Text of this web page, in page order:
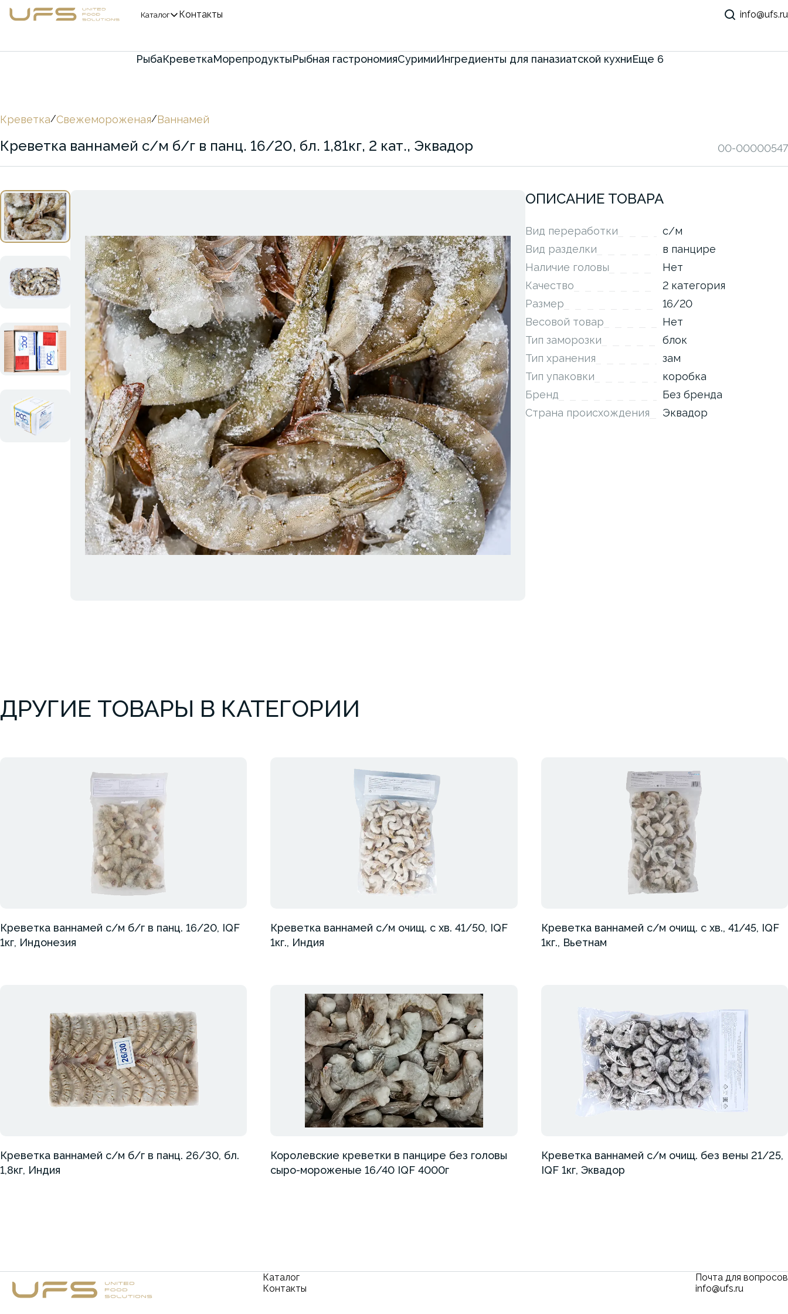
Каталог Контакты info@ufs.ru
РыбаКреветкаМорепродуктыРыбная гастрономияСуримиИнгредиенты для паназиатской кухниЕще 6
Креветка/Свежемороженая/Ваннамей
Креветка ваннамей с/м б/г в панц. 16/20, бл. 1,81кг, 2 кат., Эквадор 00-00000547
ОПИСАНИЕ ТОВАРА
Вид переработки
с/м
Вид разделки
в панцире
Наличие головы
Нет
Качество
2 категория
Размер
16/20
Весовой товар
Нет
Тип заморозки
блок
Тип хранения
зам
Тип упаковки
коробка
Бренд
Без бренда
Страна происхождения
Эквадор
ДРУГИЕ ТОВАРЫ В КАТЕГОРИИ
Креветка ваннамей с/м б/г в панц. 16/20, IQF
1кг, Индонезия
Креветка ваннамей с/м очищ. с хв. 41/50, IQF
1кг., Индия
Креветка ваннамей с/м очищ. с хв., 41/45, IQF
1кг., Вьетнам
Креветка ваннамей с/м б/г в панц. 26/30, бл.
1,8кг, Индия
Королевские креветки в панцире без головы
сыро-мороженые 16/40 IQF 4000г
Креветка ваннамей с/м очищ. без вены 21/25,
IQF 1кг, Эквадор
Каталог
Контакты
Почта для вопросов
info@ufs.ru